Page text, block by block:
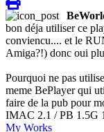
bon déja utiliser ce
conviencu.... et le
Amiga?!) donc oui
Pourquoi ne pas
meme BePlayer qui
faire de la pub pour
IMAC 2.1 / PB 1.5G
My Works